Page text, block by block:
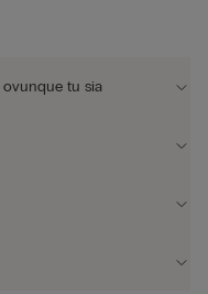
ovunque tu sia